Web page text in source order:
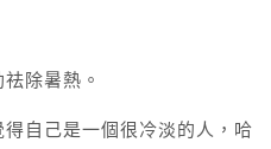
除暑熱。
自己是一個很冷淡的人，哈